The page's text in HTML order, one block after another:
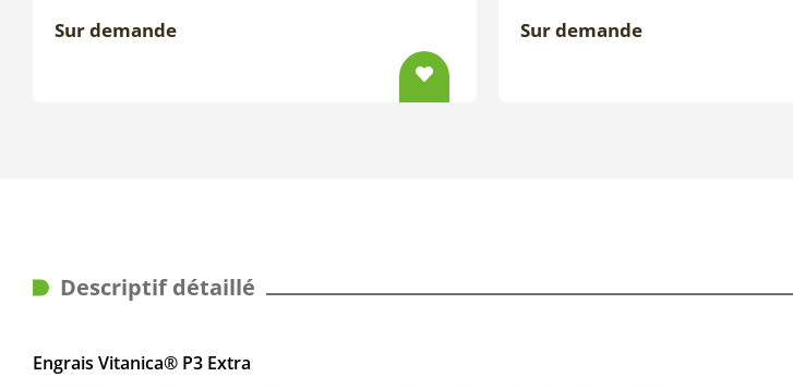
Sur demande Sur demande
Descriptif détaillé
Engrais Vitanica® P3 Extra